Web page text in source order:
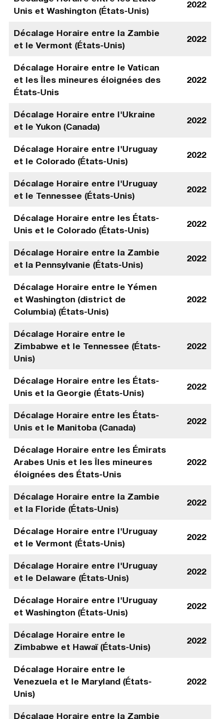
Unis et Washington (États-Unis)
2022
Décalage Horaire entre la Zambie
et le Vermont (États-Unis)
2022
Décalage Horaire entre le Vatican
et les Îles mineures éloignées des
États-Unis
2022
Décalage Horaire entre l'Ukraine
et le Yukon (Canada)
2022
Décalage Horaire entre l'Uruguay
et le Colorado (États-Unis)
2022
Décalage Horaire entre l'Uruguay
et le Tennessee (États-Unis)
2022
Décalage Horaire entre les États-
Unis et le Colorado (États-Unis)
2022
Décalage Horaire entre la Zambie
et la Pennsylvanie (États-Unis)
2022
Décalage Horaire entre le Yémen
et Washington (district de
Columbia) (États-Unis)
2022
Décalage Horaire entre le
Zimbabwe et le Tennessee (États-
Unis)
2022
Décalage Horaire entre les États-
Unis et la Georgie (États-Unis)
2022
Décalage Horaire entre les États-
Unis et le Manitoba (Canada)
2022
Décalage Horaire entre les Émirats
Arabes Unis et les Îles mineures
éloignées des États-Unis
2022
Décalage Horaire entre la Zambie
et la Floride (États-Unis)
2022
Décalage Horaire entre l'Uruguay
et le Vermont (États-Unis)
2022
Décalage Horaire entre l'Uruguay
et le Delaware (États-Unis)
2022
Décalage Horaire entre l'Uruguay
et Washington (États-Unis)
2022
Décalage Horaire entre le
Zimbabwe et Hawaï (États-Unis)
2022
Décalage Horaire entre le
Venezuela et le Maryland (États-
Unis)
2022
Décalage Horaire entre la Zambie